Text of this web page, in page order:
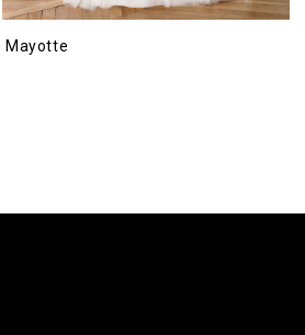
Mayotte